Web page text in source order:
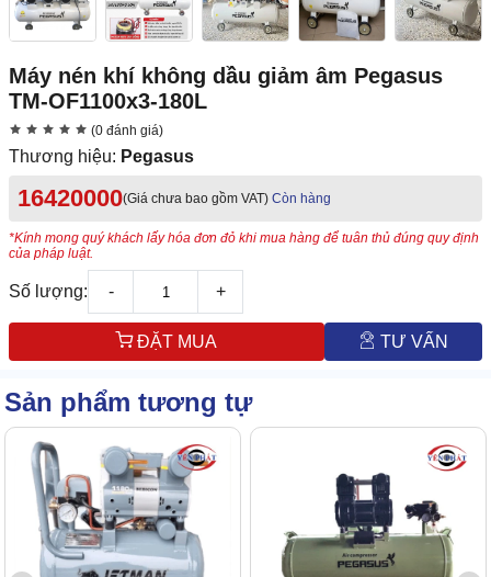
Máy nén khí không dầu giảm âm Pegasus
TM-OF1100x3-180L
(0 đánh giá)
Thương hiệu: Pegasus
16420000(Giá chưa bao gồm VAT) Còn hàng
*Kính mong quý khách lấy hóa đơn đỏ khi mua hàng để tuân thủ đúng quy định
của pháp luật.
Số lượng: - +
ĐẶT MUA TƯ VẤN
Sản phẩm tương tự